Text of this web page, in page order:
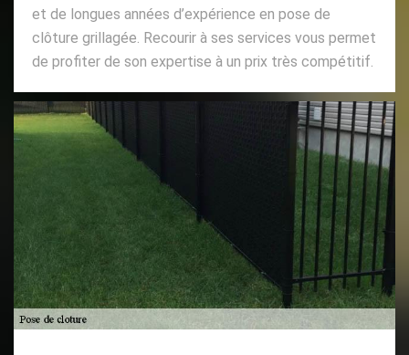
et de longues années d’expérience en pose de
clôture grillagée. Recourir à ses services vous permet
de profiter de son expertise à un prix très compétitif.